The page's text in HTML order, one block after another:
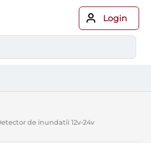
Login
detector de inundatii 12v-24v